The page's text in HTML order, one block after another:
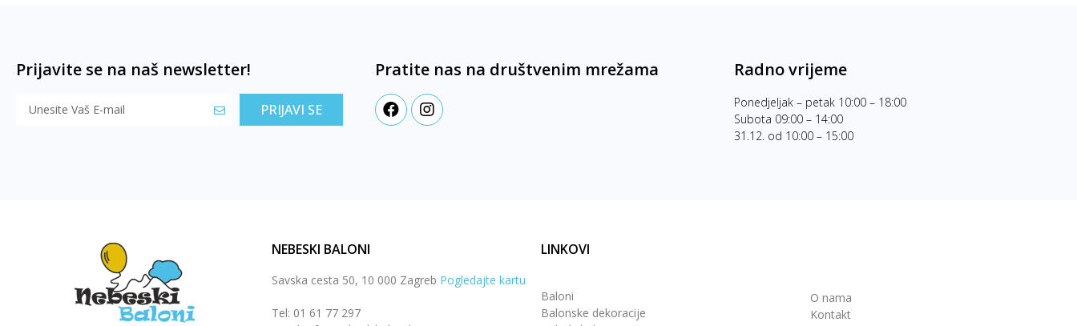
Prijavite se na naš newsletter!
PRIJAVI SE
Pratite nas na društvenim mrežama Radno vrijeme
Ponedjeljak – petak 10:00 – 18:00
Subota 09:00 – 14:00
31.12. od 10:00 – 15:00
NEBESKI BALONI
Savska cesta 50, 10 000 Zagreb Pogledajte kartu
Tel: 01 61 77 297
LINKOVI
Baloni
Balonske dekoracije
O nama
Kontakt